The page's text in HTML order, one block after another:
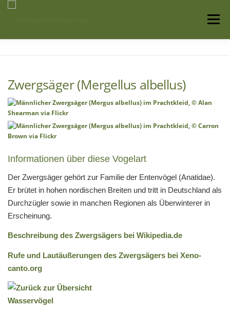
Menü
Zwergsäger (Mergellus albellus)
Informationen über diese Vogelart
Der Zwergsäger gehört zur Familie der Entenvögel (Anatidae).
Er brütet in hohen nordischen Breiten und tritt in Deutschland als
Durchzügler sowie in manchen Regionen als Überwinterer in
Erscheinung.
Beschreibung des Zwergsägers bei Wikipedia.de
Rufe und Lautäußerungen des Zwergsägers bei Xeno-
canto.org